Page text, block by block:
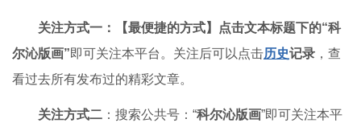
关注方式一：【最便捷的方式】点击文本标题下的“科
尔沁版画”即可关注本平台。关注后可以点击历史记录 ，查
看过去所有发布过的精彩文章。
关注方式二 ：搜索公共号：“科尔沁版画”即可关注本平